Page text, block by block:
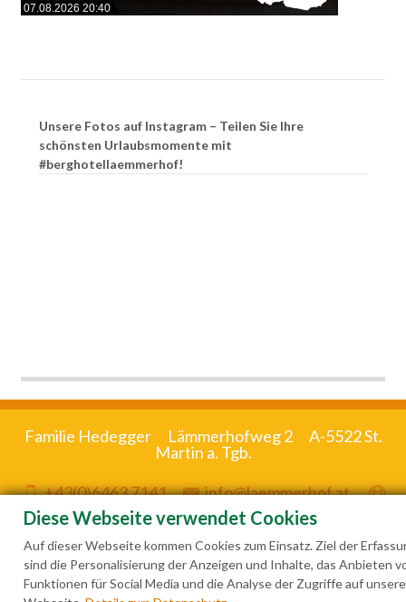
07.08.2026 20:40
Unsere Fotos auf Instagram – Teilen Sie Ihre
schönsten Urlaubsmomente mit
#berghotellaemmerhof!
Familie Hedegger Lämmerhofweg 2 A-5522 St.
Martin a. Tgb.
+43(0)6463 7141
info@laemmerhof.at
www.laemmerhof.at
Datenschutz
Diese Webseite verwendet Cookies
Auf dieser Webseite kommen Cookies zum Einsatz. Ziel der
sind die Personalisierung der Anzeigen und Inhalte, das Anbieten
Funktionen für Social Media und die Analyse der Zugriffe auf